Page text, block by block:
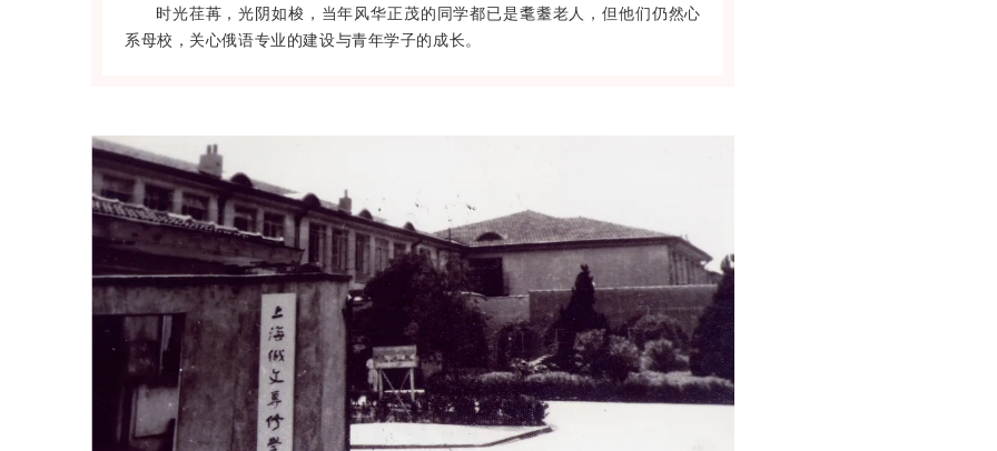
时光荏苒，光阴如梭，当年风华正茂的同学都已是耄耋老人，但他们仍然心
系母校，关心俄语专业的建设与青年学子的成长。